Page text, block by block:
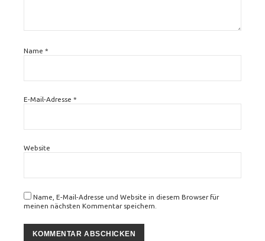
Name *
E-Mail-Adresse *
Website
Name, E-Mail-Adresse und Website in diesem Browser für
meinen nächsten Kommentar speichern.